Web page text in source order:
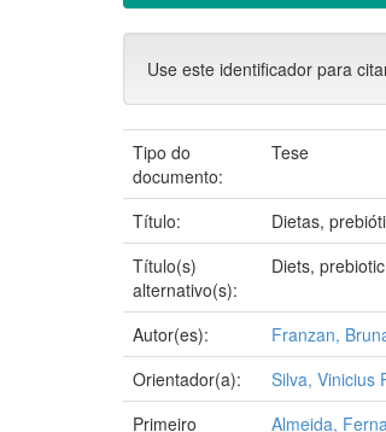
Use este identificador para
Tipo do
documento:
Tese
Título:
Dietas,
Título(s)
alternativo(s):
Diets,
Autor(es):
Franzan,
Orientador(a):
Silva, Vinicius
Primeiro
Almeida,